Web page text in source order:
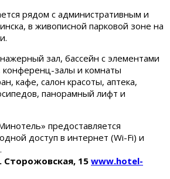
рядом с административным и
в живописной парковой зоне на
зал, бассейн с элементами
конференц-залы и комнаты
кафе, салон красоты, аптека,
панорамный лифт и
предоставляется
доступ в интернет (Wi-Fi) и
Сторожовская, 15 www.hotel-